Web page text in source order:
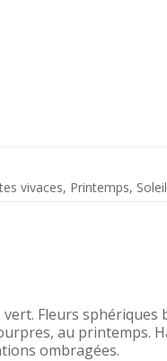
vivaces, Printemps, Soleil
Fleurs sphériques
au printemps.
ombragées.